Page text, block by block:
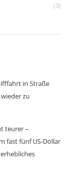
(3)
in Straße
zu
teurer –
fast fünf US-Dollar